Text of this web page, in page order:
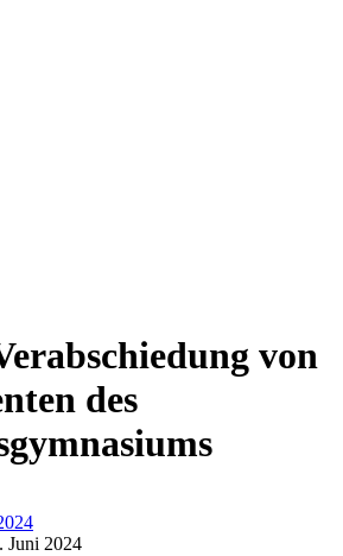
von
des
Juni 2024